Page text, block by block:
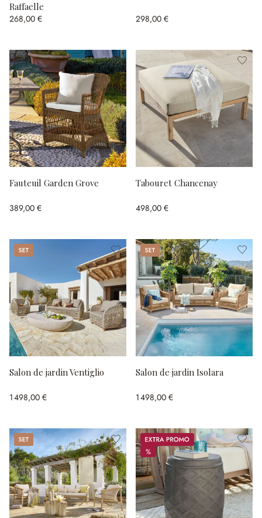
Raffaelle
268,00 €
298,00 €
Fauteuil Garden Grove
389,00 €
Tabouret Chancenay
498,00 €
Set
Salon de jardin Ventiglio
1 498,00 €
Set
Salon de jardin Isolara
1 498,00 €
Set Promos
%
%